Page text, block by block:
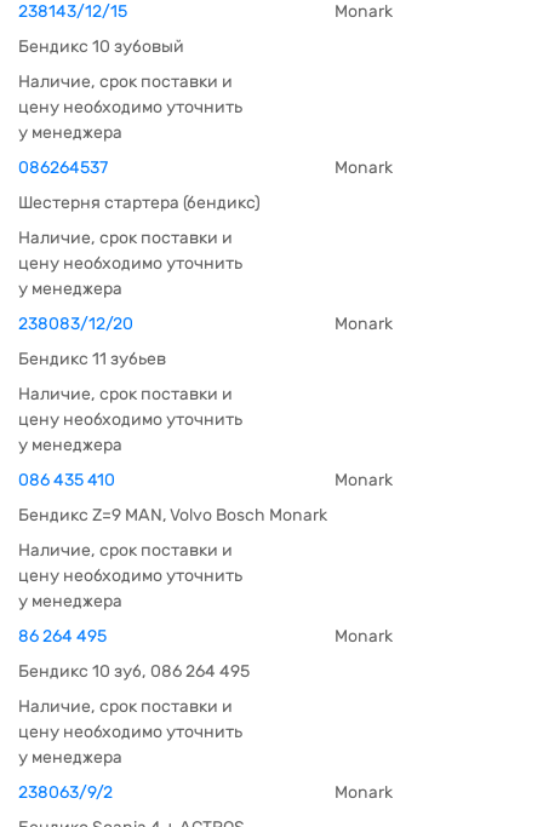
238143/12/15
Monark
Бендикс 10 зубовый
Наличие, срок поставки и
цену необходимо уточнить
у менеджера
086264537
Monark
Шестерня стартера (бендикс)
Наличие, срок поставки и
цену необходимо уточнить
у менеджера
238083/12/20
Monark
Бендикс 11 зубьев
Наличие, срок поставки и
цену необходимо уточнить
у менеджера
086 435 410
Monark
Бендикс Z=9 MAN, Volvo Bosch Monark
Наличие, срок поставки и
цену необходимо уточнить
у менеджера
86 264 495
Monark
Бендикс 10 зуб, 086 264 495
Наличие, срок поставки и
цену необходимо уточнить
у менеджера
238063/9/2
Monark